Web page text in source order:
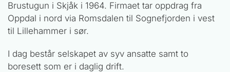
Brustugun i Skjåk i 1964. Firmaet tar oppdrag fra
Oppdal i nord via Romsdalen til Sognefjorden i vest
til Lillehammer i sør.
I dag består selskapet av syv ansatte samt to
boresett som er i daglig drift.